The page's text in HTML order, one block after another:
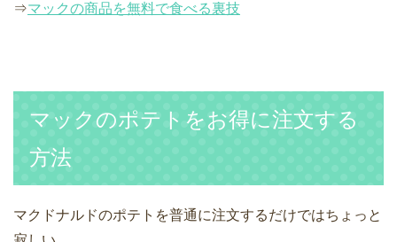
⇒マックの商品を無料で食べる裏技
マックのポテトをお得に注文する
方法
マクドナルドのポテトを普通に注文するだけではちょっと